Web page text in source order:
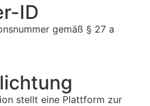
ID
gemäß § 27 a
stellt eine Plattform zur